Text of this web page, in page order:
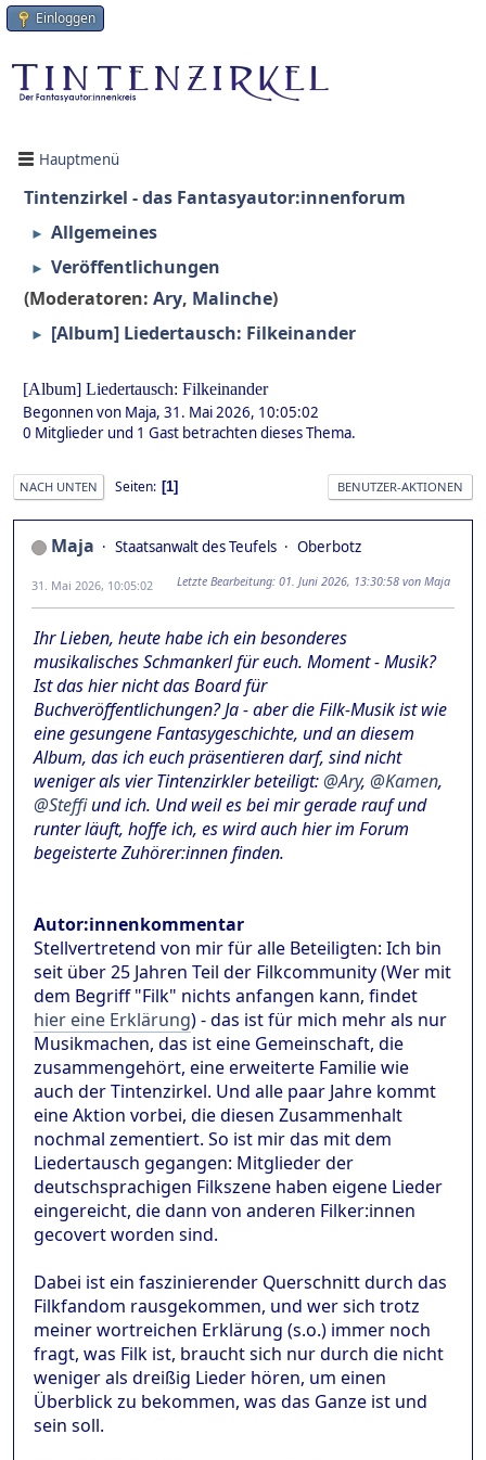
Einloggen
Hauptmenü
Tintenzirkel - das Fantasyautor:innenforum
► Allgemeines
► Veröffentlichungen
(Moderatoren: Ary, Malinche)
► [Album] Liedertausch: Filkeinander
[Album] Liedertausch: Filkeinander
Begonnen von Maja, 31. Mai 2026, 10:05:02
0 Mitglieder und 1 Gast betrachten dieses Thema.
NACH UNTEN Seiten 1 BENUTZER-AKTIONEN
Maja Staatsanwalt des Teufels Oberbotz
31. Mai 2026, 10:05:02 Letzte Bearbeitung: 01. Juni 2026, 13:30:58 von Maja
Ihr Lieben, heute habe ich ein besonderes
musikalisches Schmankerl für euch. Moment - Musik?
Ist das hier nicht das Board für
Buchveröffentlichungen? Ja - aber die Filk-Musik ist wie
eine gesungene Fantasygeschichte, und an diesem
Album, das ich euch präsentieren darf, sind nicht
weniger als vier Tintenzirkler beteiligt:@Ary, @Kamen,
@Steffiund ich. Und weil es bei mir gerade rauf und
runter läuft, hoffe ich, es wird auch hier im Forum
begeisterte Zuhörer:innen finden.
Autor:innenkommentar
Stellvertretend von mir für alle Beteiligten: Ich bin
seit über 25 Jahren Teil der Filkcommunity (Wer mit
dem Begriff "Filk" nichts anfangen kann, findet
hier eine Erklärung) - das ist für mich mehr als nur
Musikmachen, das ist eine Gemeinschaft, die
zusammengehört, eine erweiterte Familie wie
auch der Tintenzirkel. Und alle paar Jahre kommt
eine Aktion vorbei, die diesen Zusammenhalt
nochmal zementiert. So ist mir das mit dem
Liedertausch gegangen: Mitglieder der
deutschsprachigen Filkszene haben eigene Lieder
eingereicht, die dann von anderen Filker:innen
gecovert worden sind.
Dabei ist ein faszinierender Querschnitt durch das
Filkfandom rausgekommen, und wer sich trotz
meiner wortreichen Erklärung (s.o.) immer noch
fragt, was Filk ist, braucht sich nur durch die nicht
weniger als dreißig Lieder hören, um einen
Überblick zu bekommen, was das Ganze ist und
sein soll.